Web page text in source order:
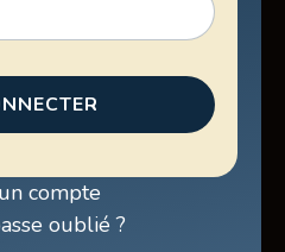
compte
oublié ?